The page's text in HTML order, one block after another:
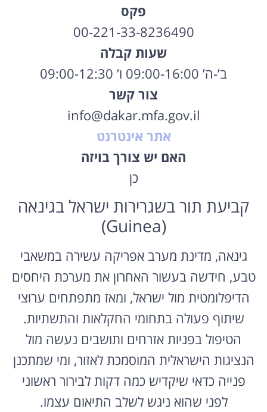
פקס
00-221-33-8236490
שעות קבלה
ב’-ה’ 09:00-16:00 ו’ 09:00-12:30
צור קשר
info@dakar.mfa.gov.il
אתר אינטרנט
האם יש צורך בויזה
כן
קביעת תור בשגרירות ישראל בגינאה
(Guinea)
גינאה, מדינת מערב אפריקה עשירה במשאבי
טבע, חידשה בעשור האחרון את מערכת היחסים
הדיפלומטית מול ישראל, ומאז מתפתחים ערוצי
שיתוף פעולה בתחומי החקלאות והתשתיות.
הטיפול בפניות אזרחים ותושבים נעשה מול
הנציגות הישראלית המוסמכת לאזור, ומי שמתכנן
פנייה כדאי שיקדיש כמה דקות לבירור ראשוני
לפני שהוא ניגש לשלב התיאום עצמו.